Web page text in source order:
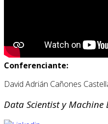
Conferenciante:
David Adrián Cañones
Data Scientist y Machine